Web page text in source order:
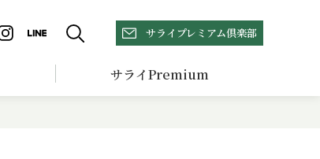
サライプレミアム倶楽部
サライPremium